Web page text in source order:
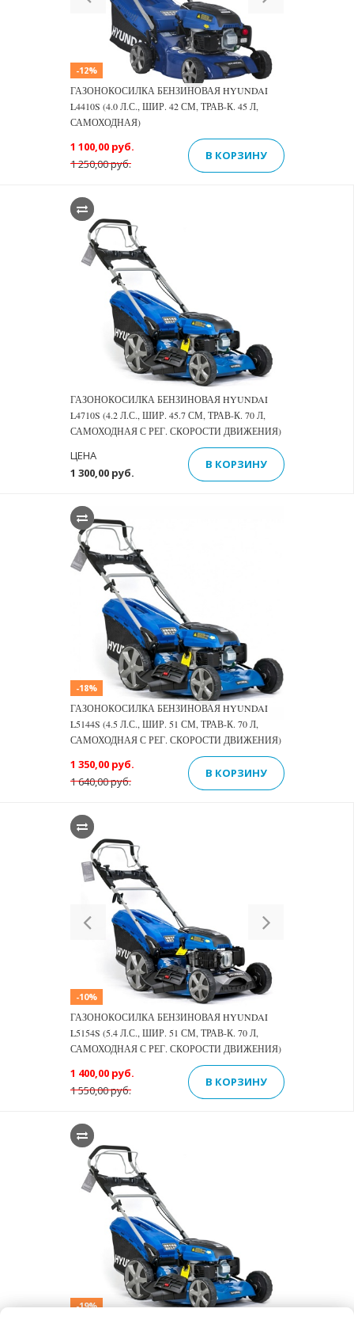
-12%
ГАЗОНОКОСИЛКА БЕНЗИНОВАЯ HYUNDAI
L4410S (4.0 Л.С., ШИР. 42 СМ, ТРАВ-К. 45 Л,
САМОХОДНАЯ)
1 250,00 руб.
1 100,00 руб.
В КОРЗИНУ
ГАЗОНОКОСИЛКА БЕНЗИНОВАЯ HYUNDAI
L4710S (4.2 Л.С., ШИР. 45.7 СМ, ТРАВ-К. 70 Л,
САМОХОДНАЯ С РЕГ. СКОРОСТИ ДВИЖЕНИЯ)
1 300,00 руб.
ЦЕНА
В КОРЗИНУ
-18%
ГАЗОНОКОСИЛКА БЕНЗИНОВАЯ HYUNDAI
L5144S (4.5 Л.С., ШИР. 51 СМ, ТРАВ-К. 70 Л,
САМОХОДНАЯ С РЕГ. СКОРОСТИ ДВИЖЕНИЯ)
1 640,00 руб.
1 350,00 руб.
В КОРЗИНУ
Previous
-10%
ГАЗОНОКОСИЛКА БЕНЗИНОВАЯ HYUNDAI
L5154S (5.4 Л.С., ШИР. 51 СМ, ТРАВ-К. 70 Л,
САМОХОДНАЯ С РЕГ. СКОРОСТИ ДВИЖЕНИЯ)
1 550,00 руб.
1 400,00 руб.
В КОРЗИНУ
-19%